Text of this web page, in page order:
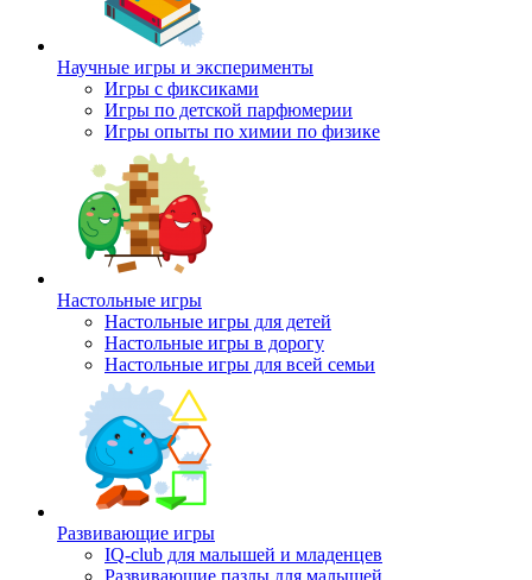
Научные игры и эксперименты
Игры с фиксиками
Игры по детской парфюмерии
Игры опыты по химии по физике
Настольные игры
Настольные игры для детей
Настольные игры в дорогу
Настольные игры для всей семьи
Развивающие игры
IQ-club для малышей и младенцев
Развивающие пазлы для малышей